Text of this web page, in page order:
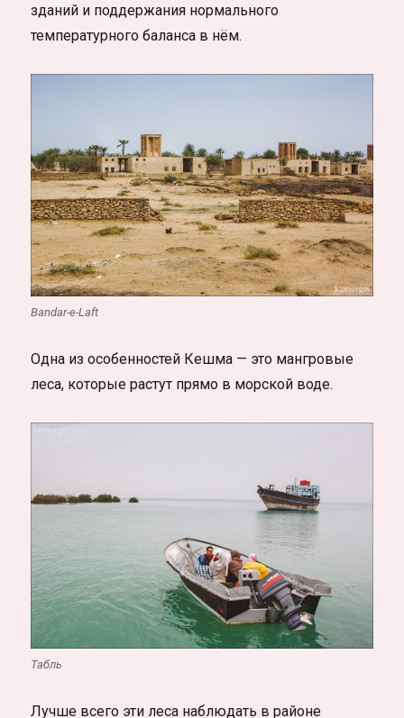
зданий и поддержания нормального
температурного баланса в нём.
Bandar-e-Laft
Одна из особенностей Кешма — это мангровые
леса, которые растут прямо в морской воде.
Табль
Лучше всего эти леса наблюдать в районе